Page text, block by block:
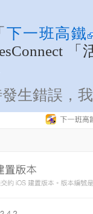
下一班高鐵
生錯誤，